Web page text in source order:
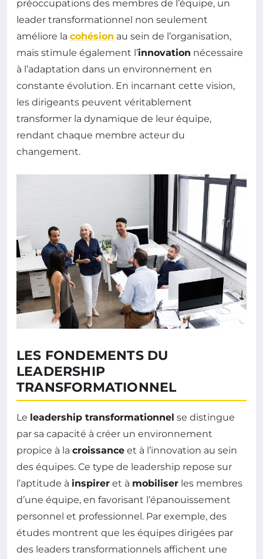
préoccupations des membres de l’équipe, un
leader transformationnel non seulement
améliore la cohésion au sein de l’organisation,
mais stimule également l’innovation nécessaire
à l’adaptation dans un environnement en
constante évolution. En incarnant cette vision,
les dirigeants peuvent véritablement
transformer la dynamique de leur équipe,
rendant chaque membre acteur du
changement.
LES FONDEMENTS DU
LEADERSHIP
TRANSFORMATIONNEL
Le leadership transformationnel se distingue
par sa capacité à créer un environnement
propice à la croissance et à l’innovation au sein
des équipes. Ce type de leadership repose sur
l’aptitude à inspirer et à mobiliser les membres
d’une équipe, en favorisant l’épanouissement
personnel et professionnel. Par exemple, des
études montrent que les équipes dirigées par
des leaders transformationnels affichent une